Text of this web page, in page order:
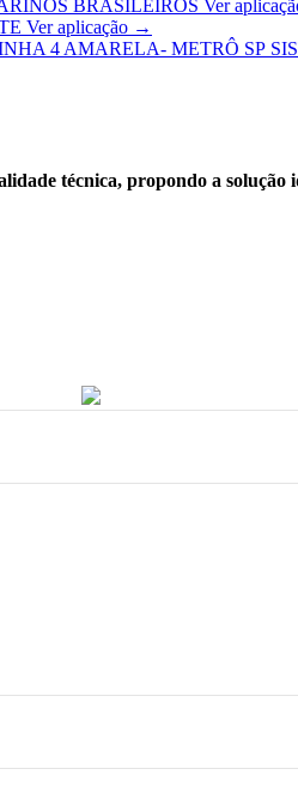
BRASILEIROS Ver
Ver aplicação →
técnica, propondo a